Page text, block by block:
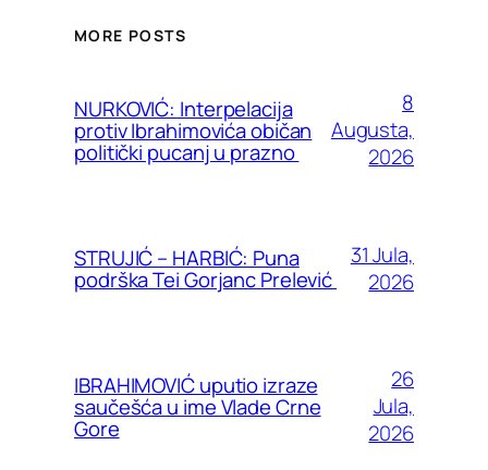
MORE POSTS
NURKOVIĆ: Interpelacija
protiv Ibrahimovića običan
politički pucanj u prazno
8
Augusta,
2026
STRUJIĆ – HARBIĆ: Puna
podrška Tei Gorjanc Prelević
31 Jula,
2026
IBRAHIMOVIĆ uputio izraze
saučešća u ime Vlade Crne
Gore
26
Jula,
2026